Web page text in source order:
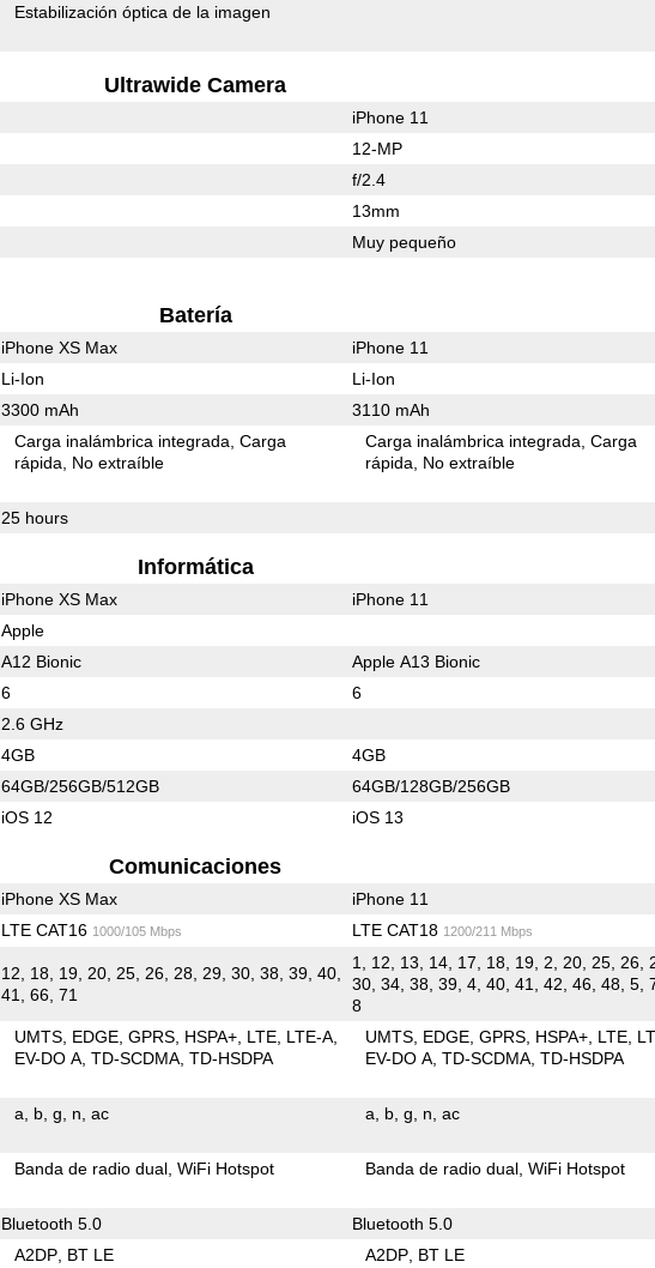
Estabilización óptica de la imagen
Ultrawide Camera
iPhone 11
12-MP
f/2.4
13mm
Muy pequeño
Batería
iPhone XS Max iPhone 11
Li-Ion Li-Ion
3300 mAh 3110 mAh
Carga inalámbrica integrada Carga
rápida
No extraíble
Carga inalámbrica integrada Carga
rápida
No extraíble
25 hours
Informática
iPhone XS Max iPhone 11
Apple
A12 Bionic Apple A13 Bionic
6 6
2.6 GHz
4GB 4GB
64GB/256GB/512GB 64GB/128GB/256GB
iOS 12 iOS 13
Comunicaciones
iPhone XS Max iPhone 11
LTE CAT16 1000/105 Mbps LTE CAT18 1200/211 Mbps
12, 18, 19, 20, 25, 26, 28, 29, 30, 38, 39, 40,
41, 66, 71
1, 12, 13, 14, 17, 18, 19, 2, 20, 25, 26,
30, 34, 38, 39, 4, 40, 41, 42, 46, 48, 5,
8
UMTS EDGE GPRS HSPA+ LTE LTE-A
EV-DO A TD-SCDMA TD-HSDPA
UMTS EDGE GPRS HSPA+ LTE
EV-DO A TD-SCDMA TD-HSDPA
a b g n ac a b g n ac
Banda de radio dual WiFi Hotspot Banda de radio dual WiFi Hotspot
Bluetooth 5.0 Bluetooth 5.0
A2DP BT LE A2DP BT LE